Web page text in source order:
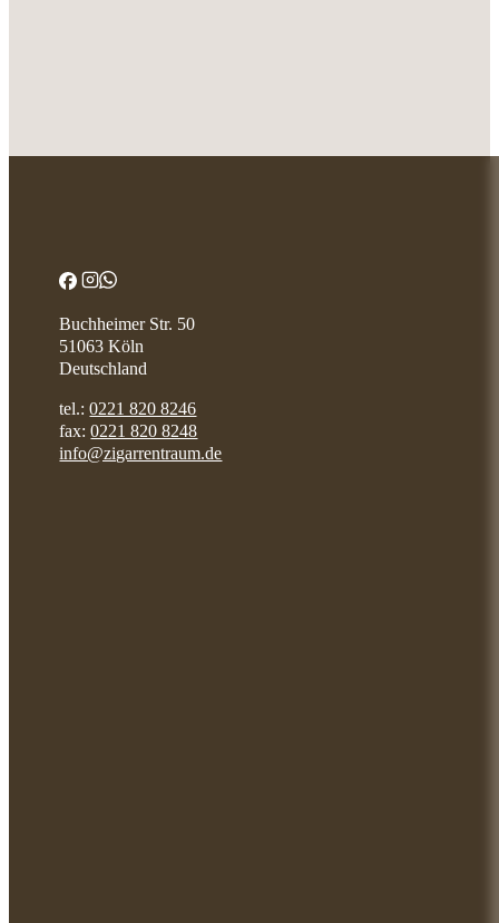
Buchheimer Str. 50
51063 Köln
Deutschland
tel.:0221 820 8246
fax:0221 820 8248
info@zigarrentraum.de